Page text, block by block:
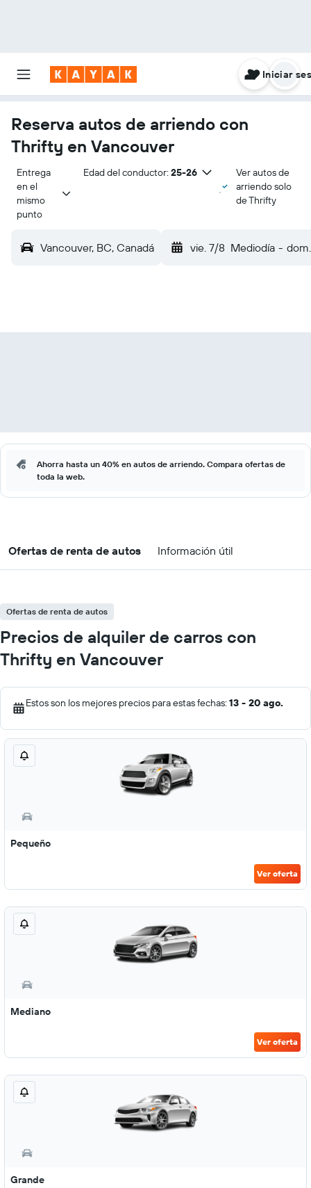
Iniciar
Reserva autos de arriendo con
Thrifty en Vancouver
Entrega
en el
mismo
punto
Edad del conductor: 25-26
Ver autos de
arriendo solo
de Thrifty
Vancouver, BC, Canadá vie. 7/8 Mediodía -
Ahorra hasta un 40% en autos de arriendo. Compara ofertas de
toda la web.
Ofertas de renta de autos Información útil
Ofertas de renta de autos
Precios de alquiler de carros con
Thrifty en Vancouver
Estos son los mejores precios para estas fechas: 13 - 20 ago.
Pequeño
Ver oferta
Mediano
Ver oferta
Grande